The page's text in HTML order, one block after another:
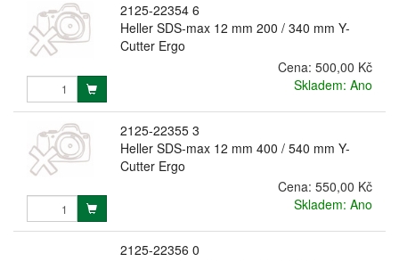
2125-22354 6
Heller SDS-max 12 mm 200 / 340 mm Y-
Cutter Ergo
Cena: 500,00 Kč
Skladem: Ano
2125-22355 3
Heller SDS-max 12 mm 400 / 540 mm Y-
Cutter Ergo
Cena: 550,00 Kč
Skladem: Ano
2125-22356 0